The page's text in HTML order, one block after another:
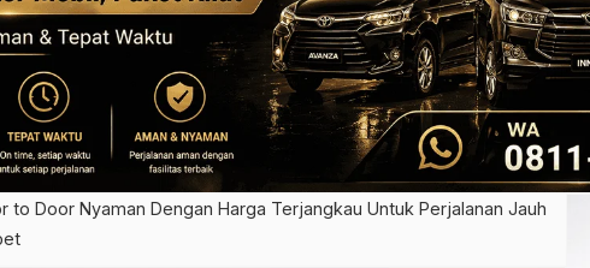
to Door Nyaman Dengan Harga Terjangkau Untuk Perjalanan Jauh